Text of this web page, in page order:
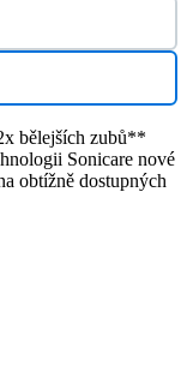
bělejších zubů**
Sonicare nové
obtížně dostupných